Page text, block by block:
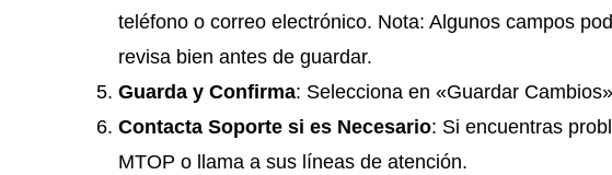
teléfono o correo electrónico. Nota: Algunos campos
revisa bien antes de guardar.
Guarda y Confirma: Selecciona en «Guardar
Contacta Soporte si es Necesario: Si encuentras
MTOP o llama a sus líneas de atención.